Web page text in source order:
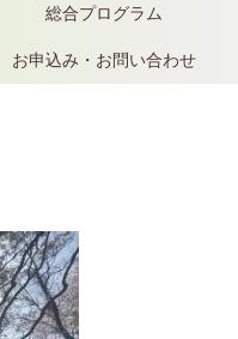
総合プログラム
お申込み・お問い合わせ